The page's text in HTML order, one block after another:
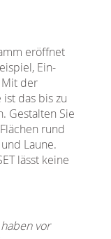
eröffnet
Ein-
Mit der
das bis zu
Gestalten Sie
rund
Laune.
lässt keine
vor